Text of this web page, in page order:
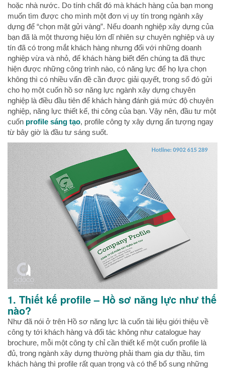
hoặc nhà nước. Do tính chất đó mà khách hàng của bạn mong
muốn tìm được cho mình một đơn vị uy tín trong ngành xây
dựng để “chọn mặt gửi vàng”. Nếu doanh nghiệp xây dựng của
bạn đã là một thương hiệu lớn dĩ nhiên sự chuyên nghiệp và uy
tín đã có trong mắt khách hàng nhưng đối với những doanh
nghiệp vừa và nhỏ, để khách hàng biết đến chúng ta đã thực
hiện được những công trình nào, có năng lực để họ lựa chọn
không thì có nhiều vấn đề cần được giải quyết, trong số đó gửi
cho họ một cuốn hồ sơ năng lực ngành xây dựng chuyên
nghiệp là điều đầu tiên để khách hàng đánh giá mức độ chuyên
nghiệp, năng lực thiết kế, thi công của bạn. Vậy nên, đầu tư một
cuốn profile sáng tạo, profile công ty xây dựng ấn tượng ngay
từ bây giờ là đầu tư sáng suốt.
1. Thiết kế profile – Hồ sơ năng lực như thế
nào?
Như đã nói ở trên Hồ sơ năng lực là cuốn tài liệu giới thiệu về
công ty tới khách hàng và đối tác không như catalogue hay
brochure, mỗi một công ty chỉ cần thiết kế một cuốn profile là
đủ, trong ngành xây dựng thường phải tham gia dự thầu, tìm
khách hàng thì profile rất quan trọng và có thể bổ sung những